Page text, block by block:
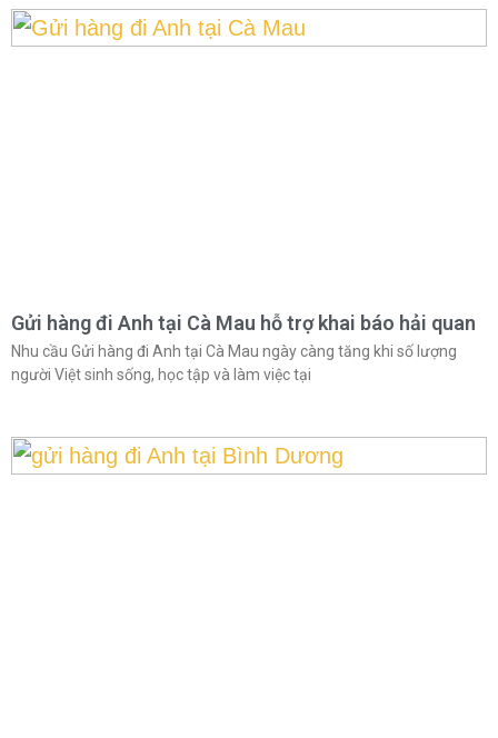
Gửi hàng đi Anh tại Cà Mau hỗ trợ khai báo hải quan
Nhu cầu Gửi hàng đi Anh tại Cà Mau ngày càng tăng khi số lượng
người Việt sinh sống, học tập và làm việc tại